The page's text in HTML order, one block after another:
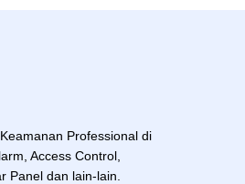
Professional di
Access Control,
Panel dan lain-lain.